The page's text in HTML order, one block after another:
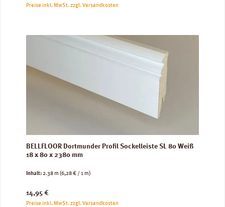
Preise inkl. MwSt. zzgl. Versandkosten
BELLFLOOR Dortmunder Profil Sockelleiste SL 80 Weiß
18 x 80 x 2380 mm
Inhalt:2.38 m (6,28 € / 1 m)
Regulärer Preis:
14,95 €
Preise inkl. MwSt. zzgl. Versandkosten